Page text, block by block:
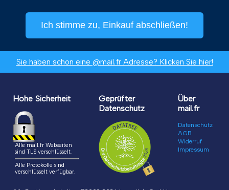
Ich stimme zu, Einkauf abschließen!
Sie haben schon eine @mail.fr Adresse? Klicken Sie hier!
Hohe Sicherheit
Alle mail.fr Webseiten
sind TLS verschlüsselt.
Alle Protokolle sind
verschlüsselt verfügbar.
Geprüfter
Datenschutz
Über
mail.fr
Datenschutz
AGB
Widerruf
Impressum